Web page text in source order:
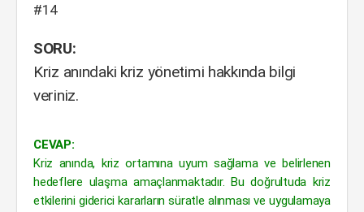
#14
SORU:
Kriz anındaki kriz yönetimi hakkında bilgi
veriniz.
CEVAP:
Kriz anında, kriz ortamına uyum sağlama ve belirlenen
hedeflere ulaşma amaçlanmaktadır. Bu doğrultuda kriz
etkilerini giderici kararların süratle alınması ve uygulamaya